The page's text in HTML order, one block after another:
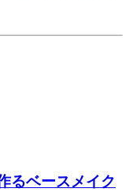
るベースメイク